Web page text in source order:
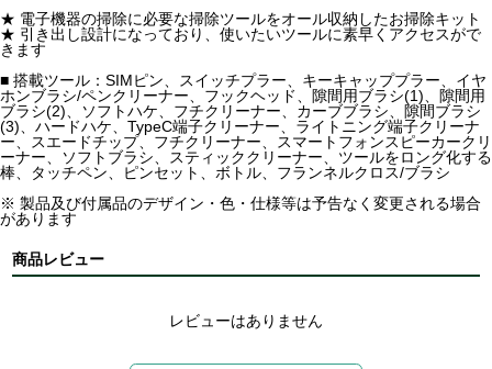
★ 電子機器の掃除に必要な掃除ツールをオール収納したお掃除キット
★ 引き出し設計になっており、使いたいツールに素早くアクセスがで
きます
■ 搭載ツール：SIMピン、スイッチプラー、キーキャッププラー、イヤ
ホンブラシ/ペンクリーナー、フックヘッド、隙間用ブラシ(1)、隙間用
ブラシ(2)、ソフトハケ、フチクリーナー、カーブブラシ、隙間ブラシ
(3)、ハードハケ、TypeC端子クリーナー、ライトニング端子クリーナ
ー、スエードチップ、フチクリーナー、スマートフォンスピーカークリ
ーナー、ソフトブラシ、スティッククリーナー、ツールをロング化する
棒、タッチペン、ピンセット、ボトル、フランネルクロス/ブラシ
※ 製品及び付属品のデザイン・色・仕様等は予告なく変更される場合
があります
商品レビュー
レビューはありません